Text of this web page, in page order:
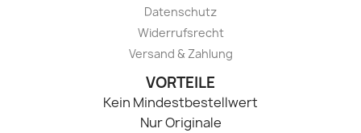
Datenschutz
Widerrufsrecht
Versand & Zahlung
VORTEILE
Kein Mindestbestellwert
Nur Originale